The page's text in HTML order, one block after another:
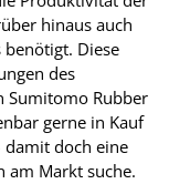
hinaus auch
Diese
des
Sumitomo Rubber
gerne in Kauf
damit doch eine
am Markt suche.